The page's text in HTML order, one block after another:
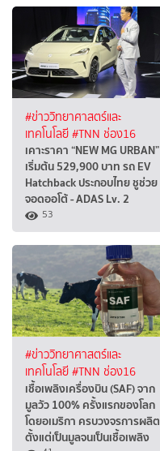
#ข่าววิทยาศาสตร์และ
เทคโนโลยี#TNN ช่อง16
เคาะราคา “NEW MG URBAN”
เริ่มต้น 529,900 บาท รถ EV
Hatchback ประกอบไทย ชูช่วย
จอดออโต้ - ADAS Lv. 2
53
#ข่าววิทยาศาสตร์และ
เทคโนโลยี#TNN ช่อง16
เชื้อเพลิงเครื่องบิน (SAF) จาก
มูลวัว 100% ครั้งแรกของโลก
โดยอเมริกา ครบวงจรการผลิต
ตั้งแต่เป็นมูลจนเป็นเชื้อเพลิง